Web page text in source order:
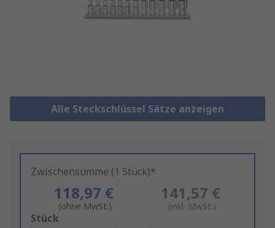
Alle Steckschlüssel Sätze anzeigen
Zwischensumme (1 Stück)*
118,97 €
(ohne MwSt.)
141,57 €
(inkl. MwSt.)
Add
Stück